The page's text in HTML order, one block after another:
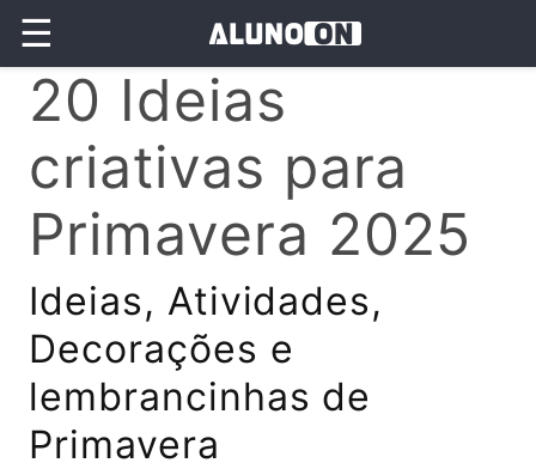
☰
20 Ideias
criativas para
Primavera 2025
Ideias, Atividades,
Decorações e
lembrancinhas de
Primavera